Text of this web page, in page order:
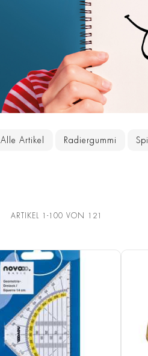
Alle Artikel Radiergummi
ARTIKEL 1 -100 VON 121